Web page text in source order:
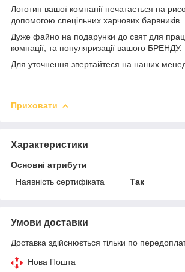
Логотип вашої компанії печатається на
допомогою спецільних харчових барвників.
Дуже файно на подарунки до свят для
компації, та популяризації вашого БРЕНДУ.
Для уточнення звертайтеся на наших
Приховати
Характеристики
Основні атрибути
Наявність сертифіката
Так
Умови доставки
Доставка здійснюється тільки по
Нова Пошта